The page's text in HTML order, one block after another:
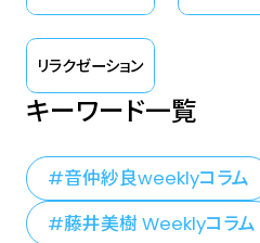
リラクゼーション
キーワード一覧
音仲紗良weeklyコラム
藤井美樹 Weeklyコラム